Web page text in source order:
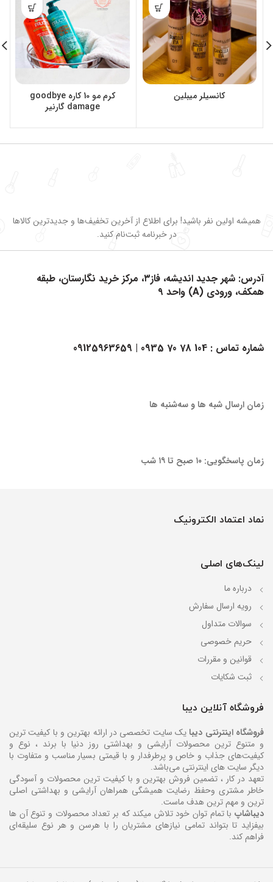
کانسیلر میبلین
کرم مو 10 کاره goodbye
damage گارنیر
همیشه اولین نفر باشید! برای اطلاع از آخرین تخفیف‌ها و جدیدترین کالاها
در خبرنامه ثبت‌نام کنید.
آدرس: شهر جدید اندیشه، فاز۳، مرکز خرید نگارستان، طبقه
همکف، ورودی (A) واحد ۹
شماره تماس : | 09125963659
زمان ارسال شبه ها و سه‌شنبه ها
زمان پاسخگویی: ۱۰ صبح تا ۱۹ شب
نماد اعتماد الکترونیک
لینک‌های اصلی
درباره ما
رویه ارسال سفارش
سوالات متداول
حریم خصوصی
قوانین و مقررات
ثبت شکایات
فروشگاه آنلاین دیبا
فروشگاه اینترنتی دیبا یک سایت تخصصی در ارائه بهترین و با کیفیت ترین
و متنوع ترین محصولات آرایشی و بهداشتی روز دنیا با برند ، نوع و
کیفیت‌های جذاب و خاص و پرطرفدار و با قیمتی بسیار مناسب و متفاوت با
دیگر سایت های اینترنتی می‌باشد.
تعهد در کار ، تضمین فروش بهترین و با کیفیت ترین محصولات و آسودگی
خاطر مشتری وحفظ رضایت همیشگی همراهان آرایشی و بهداشتی اصلی
ترین و مهم ترین هدف ماست.
دیباشاپ با تمام توان خود تلاش میکند که بر تعداد محصولات و تنوع آن ها
بیفزاید تا بتواند تمامی نیازهای مشتریان را با هرسن و هر نوع سلیقه‌ای
فراهم کند.